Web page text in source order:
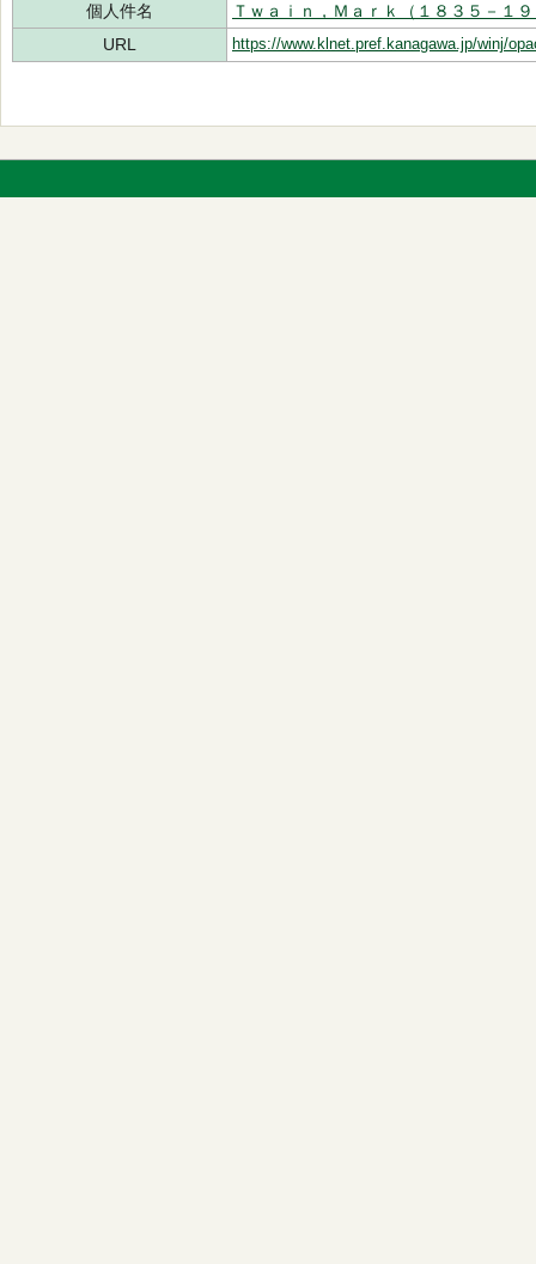
個人件名
Ｔｗａｉｎ，Ｍａｒｋ（１８３５－１
URL
https://www.klnet.pref.kanagawa.jp/winj/